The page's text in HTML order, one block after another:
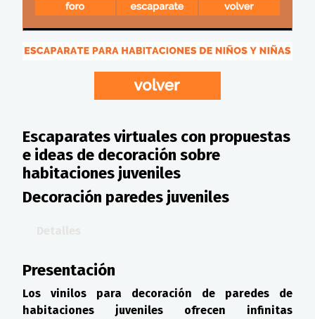
Escaparates virtuales con propuestas
e ideas de decoración sobre
habitaciones juveniles
Decoración paredes juveniles
Presentación
Los vinilos para decoración de paredes de
habitaciones juveniles ofrecen infinitas